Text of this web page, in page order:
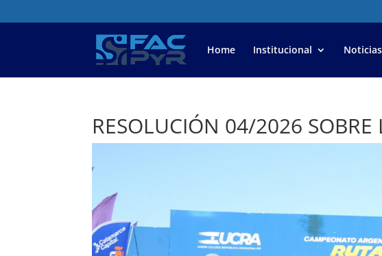
Home Institucional Noticias
RESOLUCIÓN 04/2026 SOBRE